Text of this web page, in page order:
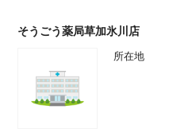
そうごう薬局草加氷川店
所在地